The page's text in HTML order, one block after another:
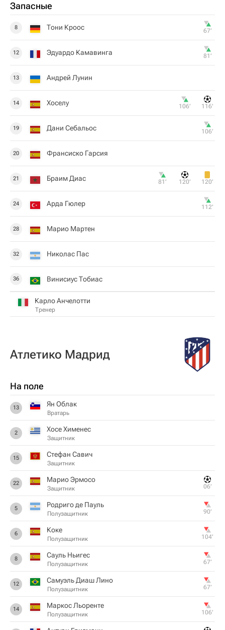
Запасные
8 Тони Кроос 67‎’‎
12 Эдуардо Камавинга 81‎’‎
13 Андрей Лунин
14 Хоселу 106‎’‎ 116‎’‎
19 Дани Себальос 106‎’‎
20 Франсиско Гарсия
21 Браим Диас 81‎’‎ 120‎’‎ 120‎’‎
24 Арда Гюлер 112‎’‎
28 Марио Мартен
32 Николас Пас
36 Винисиус Тобиас
Карло Анчелотти
Тренер
Атлетико Мадрид
На поле
13 Ян Облак
Вратарь
2 Хосе Хименес
Защитник
15 Стефан Савич
Защитник
22 Марио Эрмосо
Защитник 06‎’‎
5 Родриго де Пауль
Полузащитник 90‎’‎
6 Коке
Полузащитник 104‎’‎
8 Сауль Ньигес
Полузащитник 67‎’‎
12 Самуэль Диаш Лино
Полузащитник 67‎’‎
14 Маркос Льоренте
Полузащитник 106‎’‎